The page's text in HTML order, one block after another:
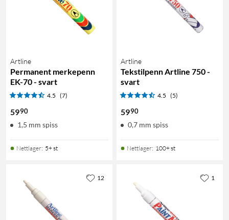
Artline
Permanent merkepenn
EK-70 - svart
4.5 (7)
5990
1,5 mm spiss
Nettlager: 5+ st
Artline
Tekstilpenn Artline 750 -
svart
4.5 (5)
5990
0,7 mm spiss
Nettlager: 100+ st
12 1